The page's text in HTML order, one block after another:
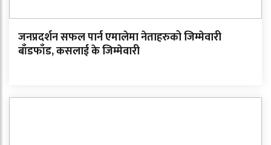
जनप्रदर्शन सफल पार्न एमालेमा नेताहरुको जिम्मेवारी
बाँडफाँड, कसलाई के जिम्मेवारी